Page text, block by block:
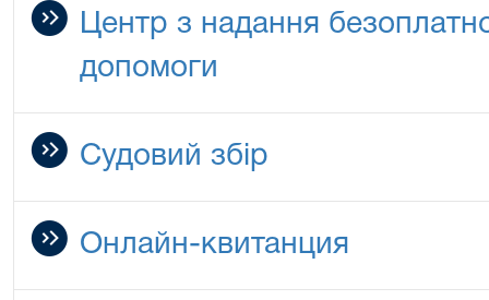
Центр з надання
допомоги
Судовий збір
Онлайн-квитанция